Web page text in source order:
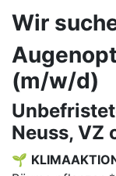
Wir
(m/w/d)
Neuss, VZ
🌱